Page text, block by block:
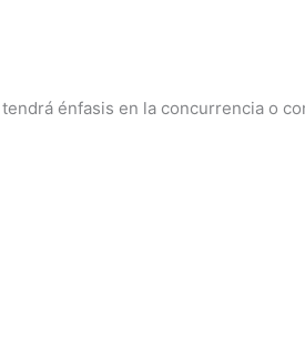
énfasis en la concurrencia o